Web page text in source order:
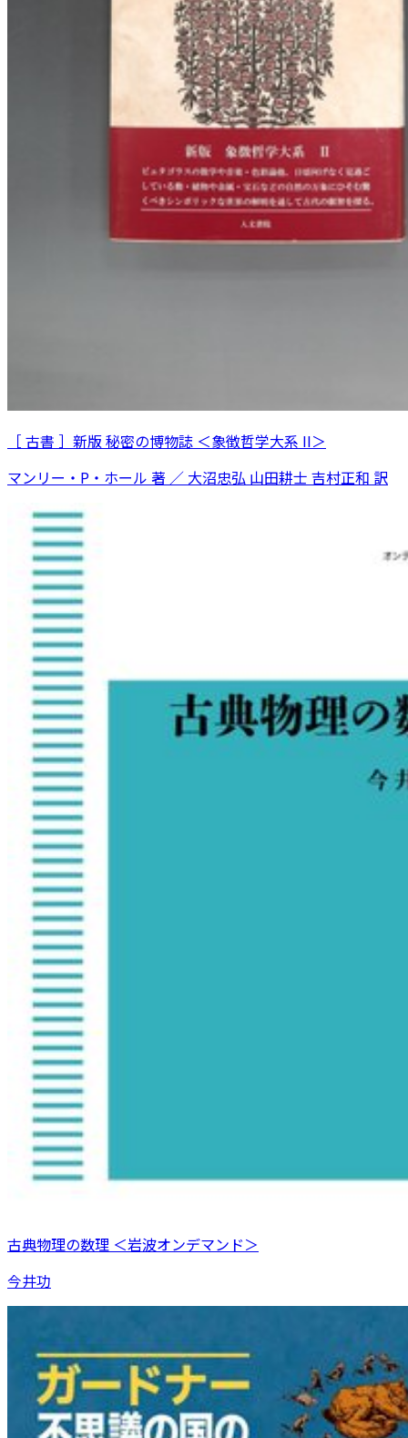
［ 古書 ］新版 秘密の博物誌 ＜象徴哲学大系 II＞
マンリー・P・ホール 著 ／ 大沼忠弘 山田耕士 吉村正和 訳
古典物理の数理 ＜岩波オンデマンド＞
今井功